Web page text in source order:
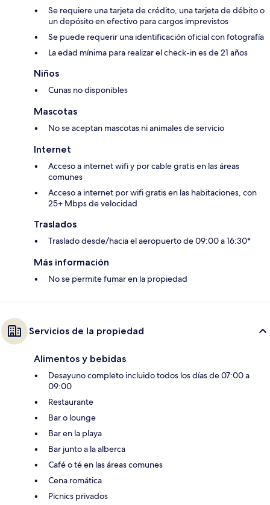
Se requiere una tarjeta de crédito, una tarjeta de débito o
un depósito en efectivo para cargos imprevistos
Se puede requerir una identificación oficial con fotografía
La edad mínima para realizar el check-in es de 21 años
Niños
Cunas no disponibles
Mascotas
No se aceptan mascotas ni animales de servicio
Internet
Acceso a internet wifi y por cable gratis en las áreas
comunes
Acceso a internet por wifi gratis en las habitaciones, con
25+ Mbps de velocidad
Traslados
Traslado desde/hacia el aeropuerto de 09:00 a 16:30*
Más información
No se permite fumar en la propiedad
Servicios de la propiedad
Alimentos y bebidas
Desayuno completo incluido todos los días de 07:00 a
09:00
Restaurante
Bar o lounge
Bar en la playa
Bar junto a la alberca
Café o té en las áreas comunes
Cena romática
Picnics privados